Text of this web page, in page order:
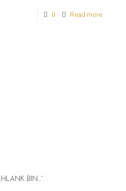
0 Read more
BIN…“